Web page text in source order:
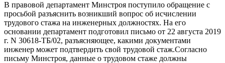
В правовой департамент Минстроя поступило обращение с
просьбой разъяснить возникший вопрос об исчислении
трудового стажа на инженерных должностях. На его
основании департамент подготовил письмо от 22 августа 2019
г. N 30618-ТБ/02, разъясняющее, какими документами
инженер может подтвердить свой трудовой стаж.Согласно
письму Минстроя, данные о трудовом стаже должны